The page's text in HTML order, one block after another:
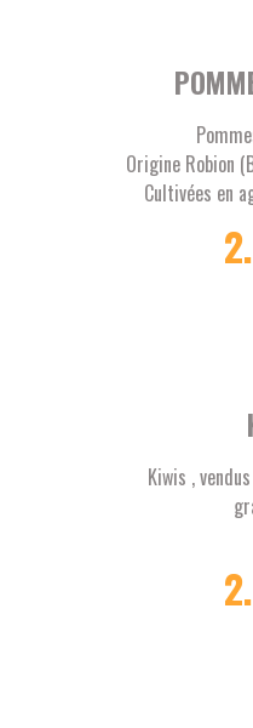
Origine Robion
Cultivées en
Kiwis ,